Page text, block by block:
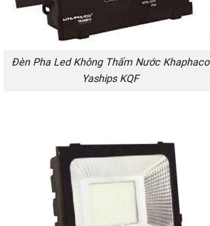
Đèn Pha Led Không Thấm Nước Khaphaco
Yaships KQF